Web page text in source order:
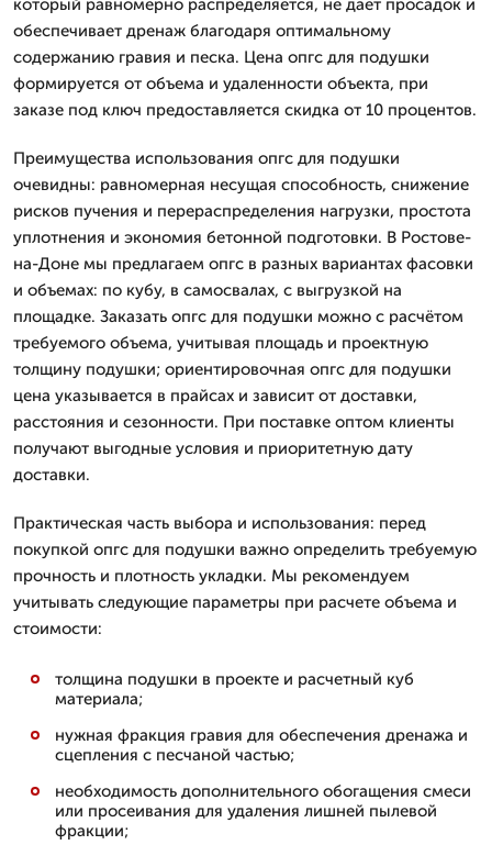
который равномерно распределяется, не дает просадок и
обеспечивает дренаж благодаря оптимальному
содержанию гравия и песка. Цена опгс для подушки
формируется от объема и удаленности объекта, при
заказе под ключ предоставляется скидка от 10 процентов.
Преимущества использования опгс для подушки
очевидны: равномерная несущая способность, снижение
рисков пучения и перераспределения нагрузки, простота
уплотнения и экономия бетонной подготовки. В Ростове-
на-Доне мы предлагаем опгс в разных вариантах фасовки
и объемах: по кубу, в самосвалах, с выгрузкой на
площадке. Заказать опгс для подушки можно с расчётом
требуемого объема, учитывая площадь и проектную
толщину подушки; ориентировочная опгс для подушки
цена указывается в прайсах и зависит от доставки,
расстояния и сезонности. При поставке оптом клиенты
получают выгодные условия и приоритетную дату
доставки.
Практическая часть выбора и использования: перед
покупкой опгс для подушки важно определить требуемую
прочность и плотность укладки. Мы рекомендуем
учитывать следующие параметры при расчете объема и
стоимости:
толщина подушки в проекте и расчетный куб
материала;
нужная фракция гравия для обеспечения дренажа и
сцепления с песчаной частью;
необходимость дополнительного обогащения смеси
или просеивания для удаления лишней пылевой
фракции;